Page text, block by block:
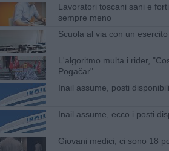
Lavoratori toscani sani e
sempre meno
Scuola al via con un
L'algoritmo multa i rider,
Pogačar"
Inail assume, posti
Inail assume, ecco i posti
Giovani medici, ci sono 18